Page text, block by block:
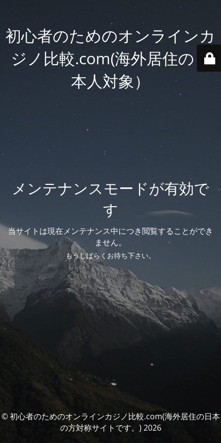
初心者のためのオンラインカ
ジノ比較.com(海外居住の日
本人対象）
メンテナンスモードが有効で
す
当サイトは現在メンテナンス中につき閲覧することができ
ません。
もうしばらくお待ち下さい。
© 初心者のためのオンラインカジノ比較.com(海外居住の日本
の方対称サイトです。) 2026